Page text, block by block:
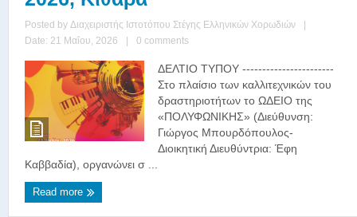
Posted by Διαχειριστής Ιστοτόπου Στέγης Ελληνικών Χορωδιών
|
Date: 21 Μαΐου, 2026
| 0 comments
ΔΕΛΤΙΟ ΤΥΠΟΥ -----------------------
Στο πλαίσιο των καλλιτεχνικών του
δραστηριοτήτων το ΩΔΕΙΟ της
«ΠΟΛΥΦΩΝΙΚΗΣ» (Διεύθυνση:
Γιώργος Μπουρδόπουλος-
Διοικητική Διευθύντρια: Έφη
Καββαδία), οργανώνει σ ...
Read more